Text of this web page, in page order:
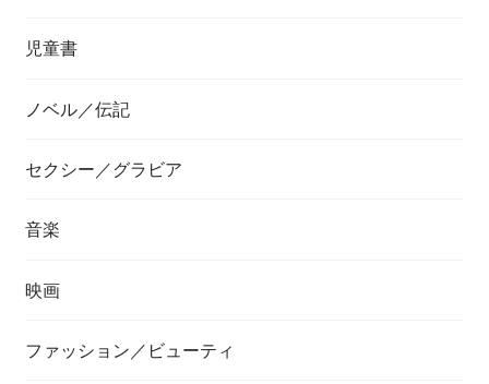
児童書
ノベル／伝記
セクシー／グラビア
音楽
映画
ファッション／ビューティ